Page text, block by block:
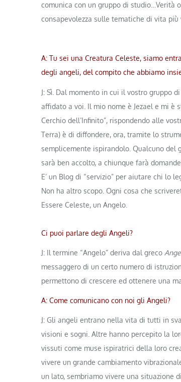
comunica con un gruppo di studio…Verità
consapevolezza sulle tematiche di vita
A: Tu sei una Creatura Celeste, siamo
degli angeli, del compito che abbiamo
J: Sì. Dal momento in cui il vostro gruppo
affidato a voi. Il mio nome è Jezael e mi è
Cerchio dell’Infinito”, rispondendo alle
Terra) è di diffondere, ora, tramite lo
semplicemente ispirandolo. Qualcuno del
sarà ben accolto, a chiunque farà
E’ un Blog di “servizio” per aiutare chi lo
Non ha altro scopo. Ogni cosa che
Essere Celeste, un Angelo.
Ci puoi parlare degli Angeli?
J: Il termine “Angelo” deriva dal greco
messaggero di un certo numero di
permettono di crescere ed ottenere una
A: Come comunicano con noi gli Angeli?
J: Gli angeli entrano nella vita di tutti in
visioni e sogni. Altre hanno percepito la
vissuti come muse ispiratrici della loro
vivere un grande cambiamento
un lato, sembriamo vivere una situazione